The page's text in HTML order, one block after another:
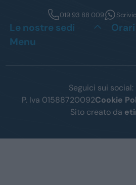
019 93 88 009
Le nostre sedi
Menu
Seguici sui social:
P. Iva 01588720092Cookie
Sito creato da